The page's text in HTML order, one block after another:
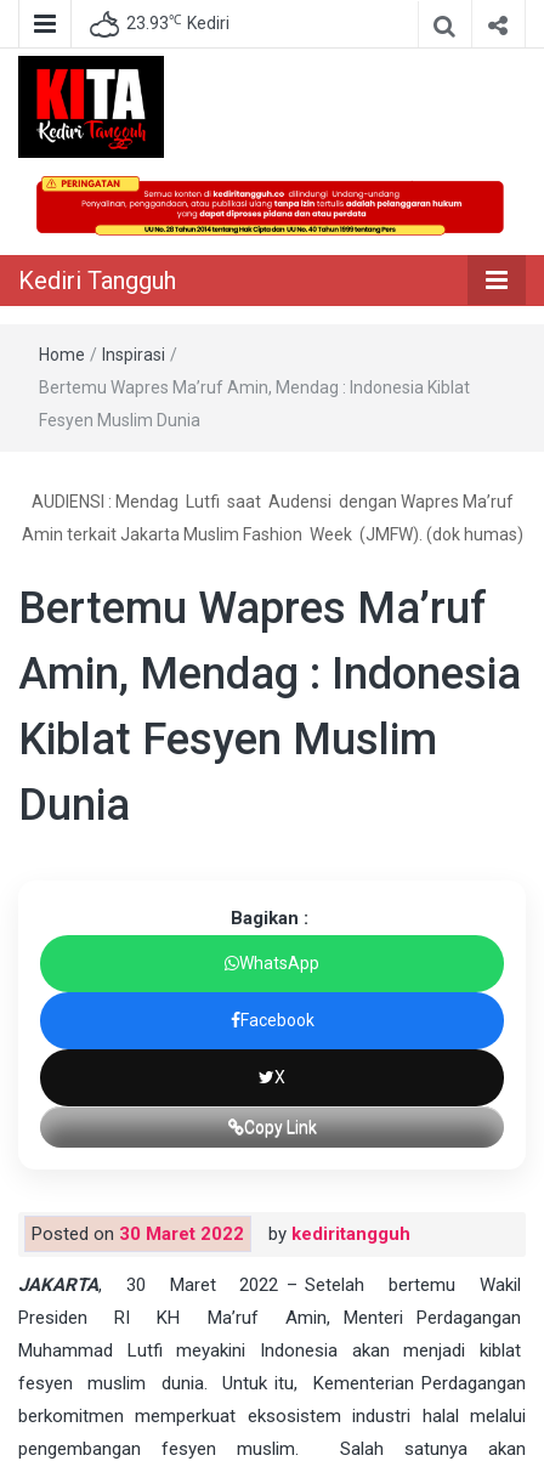
23.93℃ Kediri
Kediri Tangguh
Berita Akurat Terpercaya
Kediri Tangguh
Home / Inspirasi /
Bertemu Wapres Ma’ruf Amin, Mendag : Indonesia Kiblat
Fesyen Muslim Dunia
AUDIENSI : Mendag Lutfi saat Audensi dengan Wapres Ma’ruf
Amin terkait Jakarta Muslim Fashion Week (JMFW). (dok humas)
Bertemu Wapres Ma’ruf
Amin, Mendag : Indonesia
Kiblat Fesyen Muslim
Dunia
Bagikan :
WhatsApp
Facebook
X
Copy Link
Posted on 30 Maret 2022 by kediritangguh
JAKARTA, 30 Maret 2022 – Setelah bertemu Wakil
Presiden RI KH Ma’ruf Amin, Menteri Perdagangan
Muhammad Lutfi meyakini Indonesia akan menjadi kiblat
fesyen muslim dunia. Untuk itu, Kementerian Perdagangan
berkomitmen memperkuat eksosistem industri halal melalui
pengembangan fesyen muslim. Salah satunya akan